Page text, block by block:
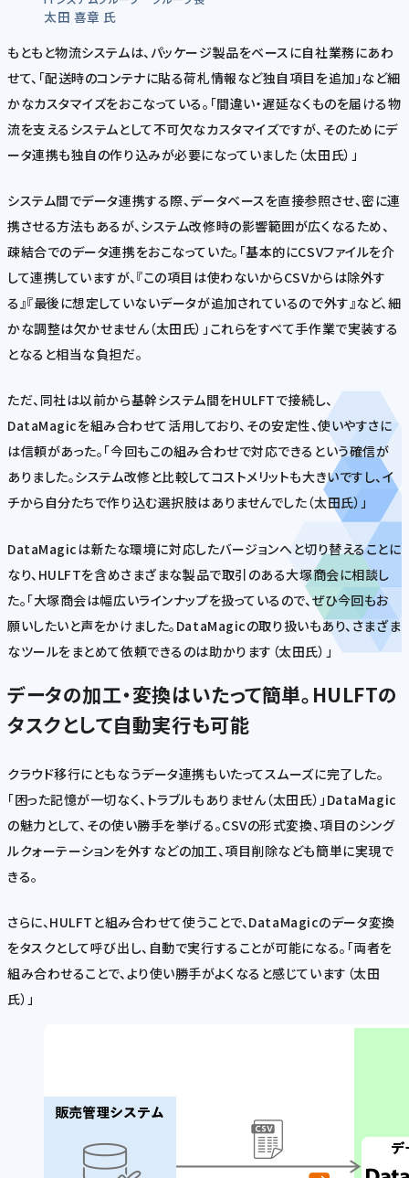
太田 喜章 氏
もともと物流システムは、パッケージ製品をベースに自社業務にあわ
せて、「配送時のコンテナに貼る荷札情報など独自項目を追加」など細
かなカスタマイズをおこなっている。「間違い・遅延なくものを届ける物
流を支えるシステムとして不可欠なカスタマイズですが、そのためにデ
ータ連携も独自の作り込みが必要になっていました（太田氏）」
システム間でデータ連携する際、データベースを直接参照させ、密に連
携させる方法もあるが、システム改修時の影響範囲が広くなるため、
疎結合でのデータ連携をおこなっていた。「基本的にCSVファイルを介
して連携していますが、『この項目は使わないからCSVからは除外す
る』『最後に想定していないデータが追加されているので外す』など、細
かな調整は欠かせません（太田氏）」これらをすべて手作業で実装する
となると相当な負担だ。
ただ、同社は以前から基幹システム間をHULFTで接続し、
DataMagicを組み合わせて活用しており、その安定性、使いやすさに
は信頼があった。「今回もこの組み合わせで対応できるという確信が
ありました。システム改修と比較してコストメリットも大きいですし、イ
チから自分たちで作り込む選択肢はありませんでした（太田氏）」
DataMagicは新たな環境に対応したバージョンへと切り替えることに
なり、HULFTを含めさまざまな製品で取引のある大塚商会に相談し
た。「大塚商会は幅広いラインナップを扱っているので、ぜひ今回もお
願いしたいと声をかけました。DataMagicの取り扱いもあり、さまざま
なツールをまとめて依頼できるのは助かります（太田氏）」
データの加工・変換はいたって簡単。HULFTの
タスクとして自動実行も可能
クラウド移行にともなうデータ連携もいたってスムーズに完了した。
「困った記憶が一切なく、トラブルもありません（太田氏）」DataMagic
の魅力として、その使い勝手を挙げる。CSVの形式変換、項目のシング
ルクォーテーションを外すなどの加工、項目削除なども簡単に実現で
きる。
さらに、HULFTと組み合わせて使うことで、DataMagicのデータ変換
をタスクとして呼び出し、自動で実行することが可能になる。「両者を
組み合わせることで、より使い勝手がよくなると感じています（太田
氏）」